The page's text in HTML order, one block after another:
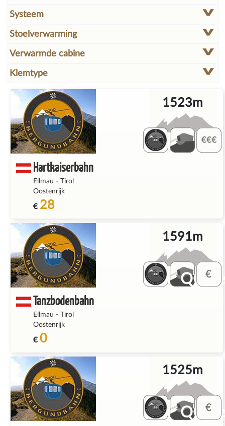
Systeem
Stoelverwarming
Verwarmde cabine
Klemtype
Hartkaiserbahn
Ellmau -
Tirol
Oostenrijk
€ 28
1523m
Tanzbodenbahn
Ellmau -
Tirol
Oostenrijk
€ 0
1591m
1525m